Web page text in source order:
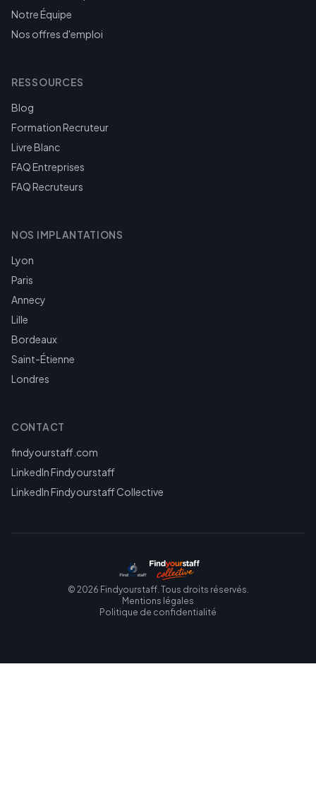
Notre Équipe
Nos offres d'emploi
RESSOURCES
Blog
Formation Recruteur
Livre Blanc
FAQ Entreprises
FAQ Recruteurs
NOS IMPLANTATIONS
Lyon
Paris
Annecy
Lille
Bordeaux
Saint-Étienne
Londres
CONTACT
findyourstaff.com
LinkedIn Findyourstaff
LinkedIn Findyourstaff Collective
© 2026 Findyourstaff. Tous droits réservés.
Mentions légales
Politique de confidentialité